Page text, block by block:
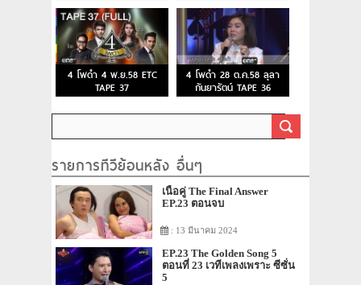
4 โพดำ 4 พ.ย.58 ETC
TAPE 37
4 โพดำ 28 ต.ค.58 ลุลา
กันยารัตน์ TAPE 36
รายการทีวีย้อนหลัง อื่นๆ
เนื้อคู่ The Final Answer
EP.23 ตอนจบ
: 13 มีนาคม 2024
EP.23 The Golden Song 5
ตอนที่ 23 เวทีเพลงเพราะ ซีซั่น
5